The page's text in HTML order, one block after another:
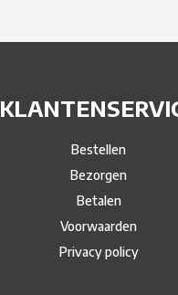
Bestellen
Bezorgen
Betalen
Voorwaarden
Privacy policy